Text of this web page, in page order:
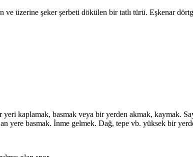
üzerine şeker şerbeti dökülen bir tatlı türü. Eşkenar
kaplamak, basmak veya bir yerden akmak, kaymak.
yere basmak. İnme gelmek. Dağ, tepe vb. yüksek bir